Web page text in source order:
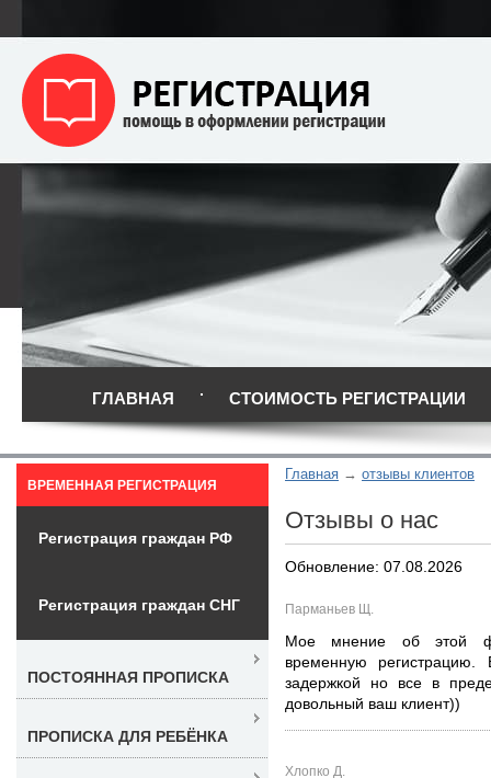
ГЛАВНАЯ СТОИМОСТЬ РЕГИСТРАЦИИ
Главная отзывы клиентов
Отзывы о нас
Обновление: 07.08.2026
Парманьев Щ.
Мое мнение об этой
временную
задержкой но все в
довольный ваш клиент))
Хлопко Д.
ВРЕМЕННАЯ РЕГИСТРАЦИЯ
Регистрация граждан РФ
Регистрация граждан СНГ
ПОСТОЯННАЯ ПРОПИСКА
ПРОПИСКА ДЛЯ РЕБЁНКА